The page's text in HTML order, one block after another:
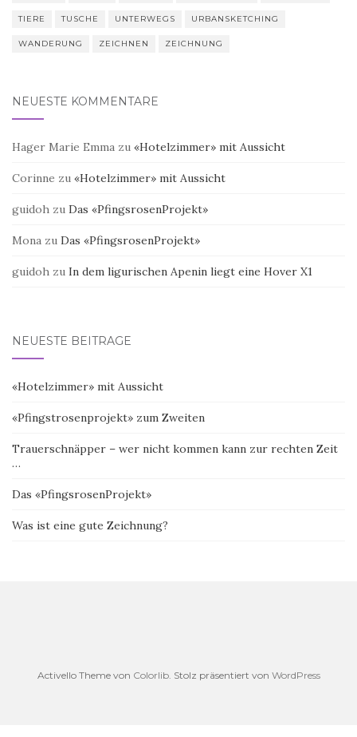
TIERE TUSCHE UNTERWEGS URBANSKETCHING
WANDERUNG ZEICHNEN ZEICHNUNG
NEUESTE KOMMENTARE
Hager Marie Emma zu «Hotelzimmer» mit Aussicht
Corinne zu «Hotelzimmer» mit Aussicht
guidoh zu Das «PfingsrosenProjekt»
Mona zu Das «PfingsrosenProjekt»
guidoh zu In dem ligurischen Apenin liegt eine Hover X1
NEUESTE BEITRÄGE
«Hotelzimmer» mit Aussicht
«Pfingstrosenprojekt» zum Zweiten
Trauerschnäpper – wer nicht kommen kann zur rechten Zeit
…
Das «PfingsrosenProjekt»
Was ist eine gute Zeichnung?
Activello Theme von Colorlib. Stolz präsentiert von WordPress